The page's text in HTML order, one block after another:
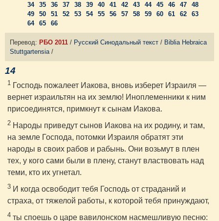
34
35 36 37 38 39 40 41 42 43 44 45 46 47
48
49
50 51 52 53 54 55 56 57 58 59 60 61 62
63
64
65 66
Перевод: РБО 2011 / Русский Синодальный текст / Biblia Hebraica
Stuttgartensia/
14
1 Господь пожалеет Иакова, вновь изберет Израиля —
вернет израильтян на их землю! Иноплеменники к ним
присоединятся, примкнут к сынам Иакова.
2 Народы приведут сынов Иакова на их родину, и там,
на земле Господа, потомки Израиля обратят эти
народы в своих рабов и рабынь. Они возьмут в плен
тех, у кого сами были в плену, станут властвовать над
теми, кто их угнетал.
3 И когда освободит тебя Господь от страданий и
страха, от тяжелой работы, к которой тебя принуждают,
4 ты споешь о царе вавилонском насмешливую песню: